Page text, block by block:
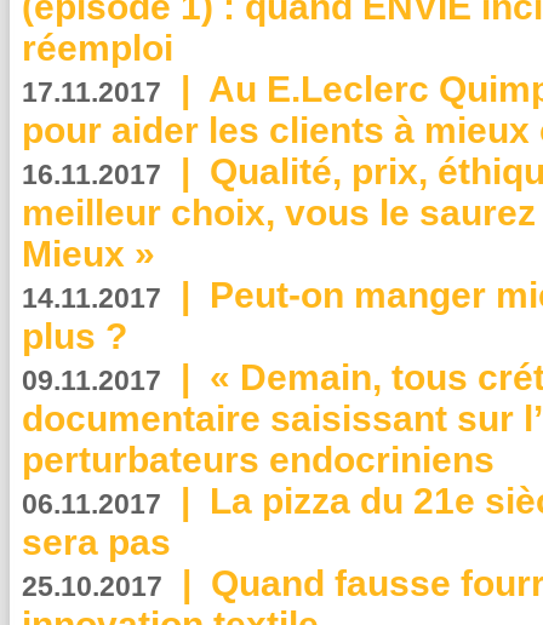
réemploi
17.11.2017 | Au E.Leclerc
pour aider les clients à
16.11.2017 | Qualité, prix,
meilleur choix, vous le
Mieux »
14.11.2017 | Peut-on manger
plus ?
09.11.2017 | « Demain, tous
documentaire saisissant sur
perturbateurs endocriniens
06.11.2017 | La pizza du 21e
sera pas
25.10.2017 | Quand fausse